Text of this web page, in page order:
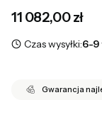
Cena
11 082,00 zł
Czas wysyłki:6-9
Gwarancja